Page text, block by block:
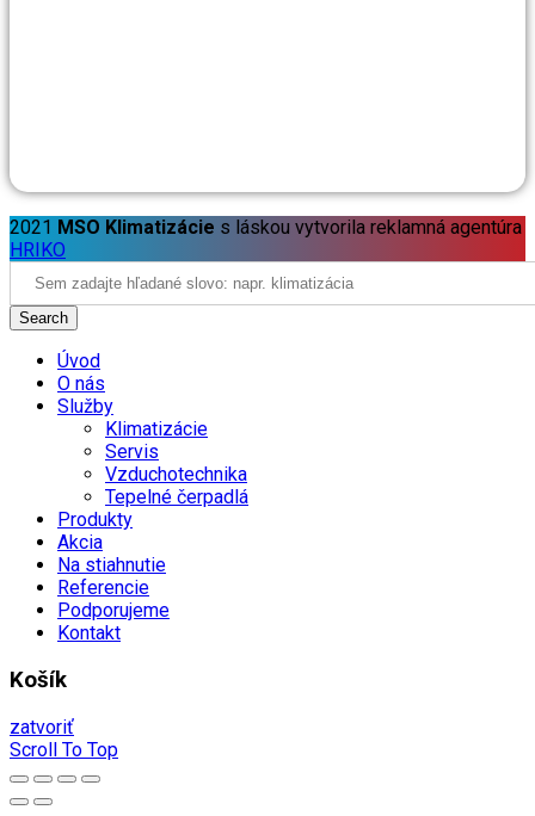
2021 MSO Klimatizácie s láskou vytvorila reklamná agentúra
HRIKO
Search
Úvod
O nás
Služby
Klimatizácie
Servis
Vzduchotechnika
Tepelné čerpadlá
Produkty
Akcia
Na stiahnutie
Referencie
Podporujeme
Kontakt
Košík
zatvoriť
Scroll To Top